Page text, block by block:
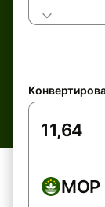
MOP